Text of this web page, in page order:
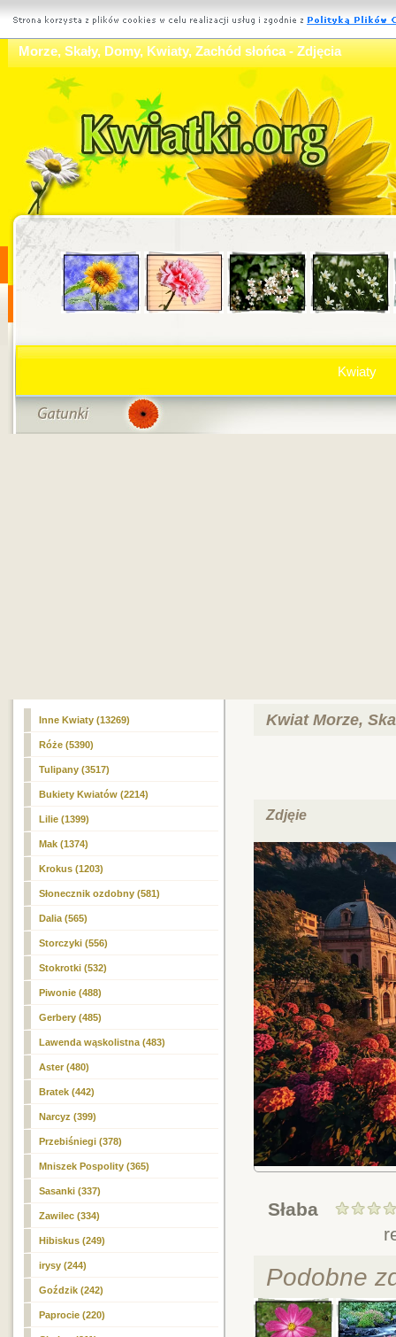
Morze, Skały, Domy, Kwiaty, Zachód słońca - Zdjęcia
Kwiaty
Inne Kwiaty (13269)
Róże (5390)
Tulipany (3517)
Bukiety Kwiatów (2214)
Lilie (1399)
Mak (1374)
Krokus (1203)
Słonecznik ozdobny (581)
Dalia (565)
Storczyki (556)
Stokrotki (532)
Piwonie (488)
Gerbery (485)
Lawenda wąskolistna (483)
Aster (480)
Bratek (442)
Narcyz (399)
Przebiśniegi (378)
Mniszek Pospolity (365)
Sasanki (337)
Zawilec (334)
Hibiskus (249)
irysy (244)
Goździk (242)
Paprocie (220)
Kwiat Morze,
Zdjęie
Słaba
Podobne